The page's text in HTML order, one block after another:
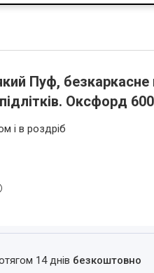
Пуф, безкаркасне
Оксфорд
і в роздріб
14 днів безкоштовно